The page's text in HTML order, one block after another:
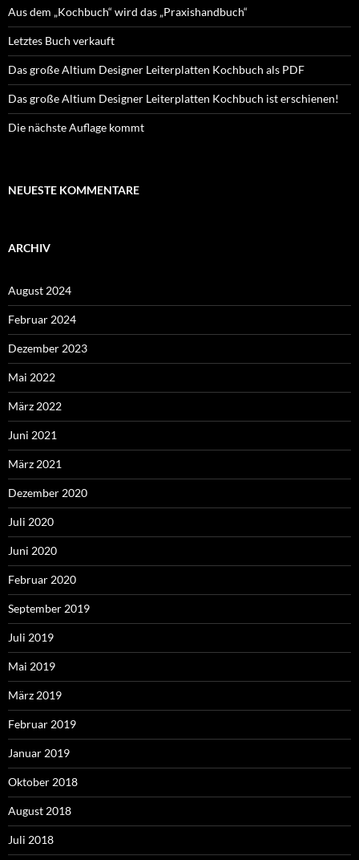
Aus dem „Kochbuch“ wird das „Praxishandbuch“
Letztes Buch verkauft
Das große Altium Designer Leiterplatten Kochbuch als PDF
Das große Altium Designer Leiterplatten Kochbuch ist erschienen!
Die nächste Auflage kommt
NEUESTE KOMMENTARE
ARCHIV
August 2024
Februar 2024
Dezember 2023
Mai 2022
März 2022
Juni 2021
März 2021
Dezember 2020
Juli 2020
Juni 2020
Februar 2020
September 2019
Juli 2019
Mai 2019
März 2019
Februar 2019
Januar 2019
Oktober 2018
August 2018
Juli 2018